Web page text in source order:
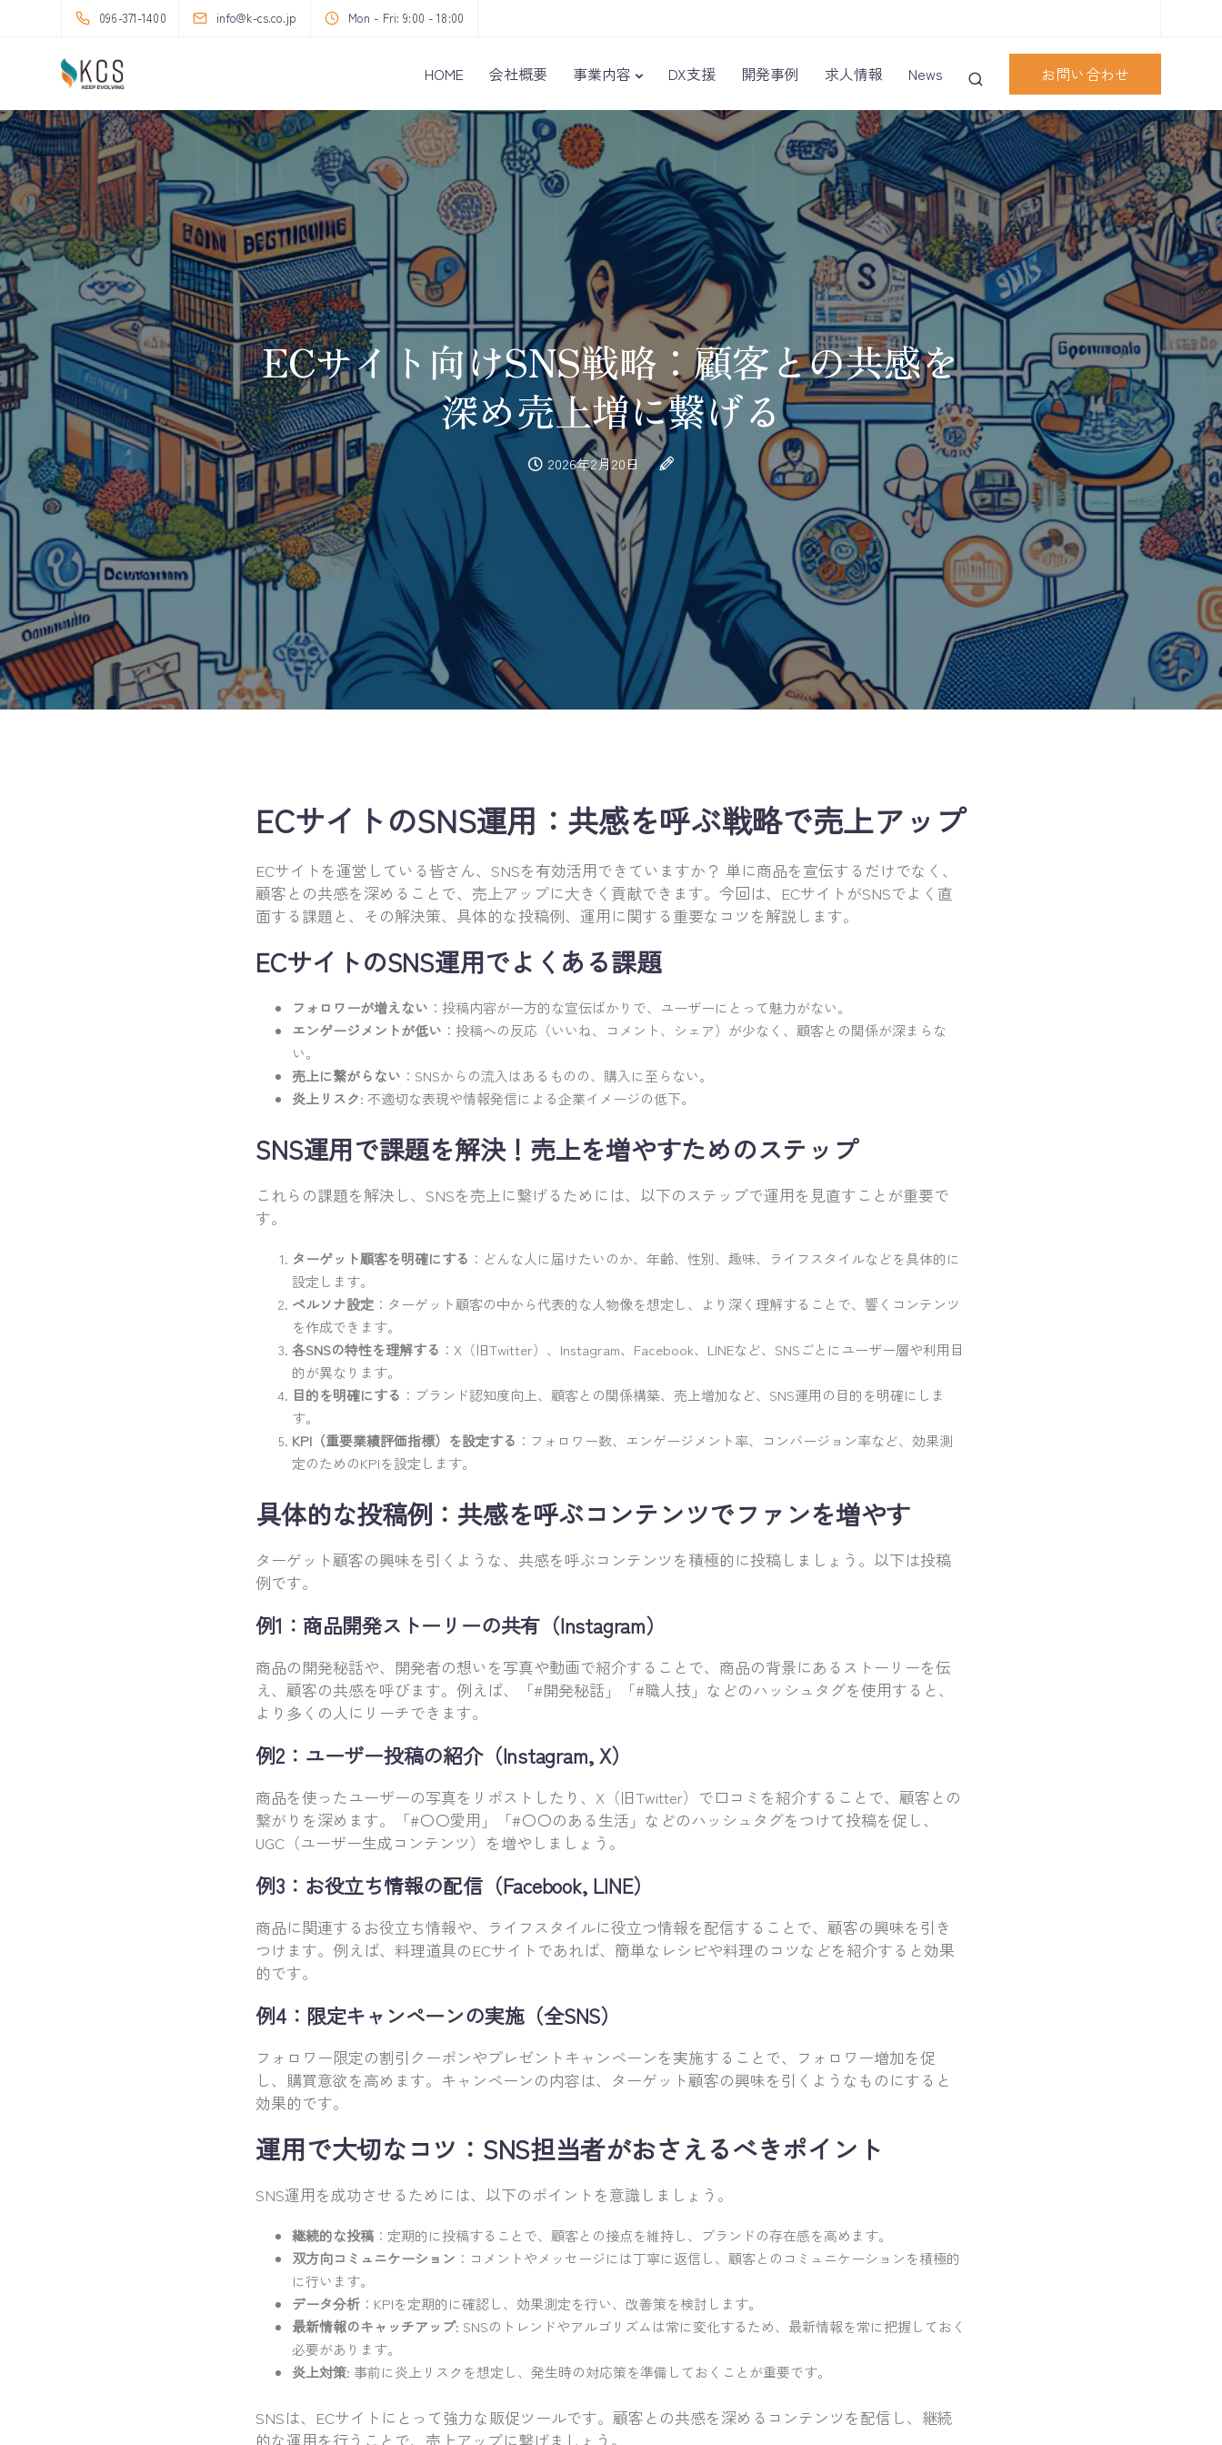
096-371-1400 info@k-cs.co.jp Mon - Fri: 9:00 - 18:00
HOME 会社概要 事業内容 DX支援 開発事例 求人情報 News お問い合わせ
ECサイト向けSNS戦略：顧客との共感を
深め売上増に繋げる
2026年2月20日
ECサイトのSNS運用：共感を呼ぶ戦略で売上アップ
ECサイトを運営している皆さん、SNSを有効活用できていますか？ 単に商品を宣伝するだけでなく、
顧客との共感を深めることで、売上アップに大きく貢献できます。今回は、ECサイトがSNSでよく直
面する課題と、その解決策、具体的な投稿例、運用に関する重要なコツを解説します。
ECサイトのSNS運用でよくある課題
フォロワーが増えない ：投稿内容が一方的な宣伝ばかりで、ユーザーにとって魅力がない。
エンゲージメントが低い ：投稿への反応（いいね、コメント、シェア）が少なく、顧客との関係が深まらな
い。
売上に繋がらない ：SNSからの流入はあるものの、購入に至らない。
炎上リスク: 不適切な表現や情報発信による企業イメージの低下。
SNS運用で課題を解決！売上を増やすためのステップ
これらの課題を解決し、SNSを売上に繋げるためには、以下のステップで運用を見直すことが重要で
す。
ターゲット顧客を明確にする ：どんな人に届けたいのか、年齢、性別、趣味、ライフスタイルなどを具体的に
設定します。
ペルソナ設定 ：ターゲット顧客の中から代表的な人物像を想定し、より深く理解することで、響くコンテンツ
を作成できます。
各SNSの特性を理解する ：X（旧Twitter）、Instagram、Facebook、LINEなど、SNSごとにユーザー層や利用目
的が異なります。
目的を明確にする ：ブランド認知度向上、顧客との関係構築、売上増加など、SNS運用の目的を明確にしま
す。
KPI（重要業績評価指標）を設定する ：フォロワー数、エンゲージメント率、コンバージョン率など、効果測
定のためのKPIを設定します。
具体的な投稿例：共感を呼ぶコンテンツでファンを増やす
ターゲット顧客の興味を引くような、共感を呼ぶコンテンツを積極的に投稿しましょう。以下は投稿
例です。
例1：商品開発ストーリーの共有（Instagram）
商品の開発秘話や、開発者の想いを写真や動画で紹介することで、商品の背景にあるストーリーを伝
え、顧客の共感を呼びます。例えば、「#開発秘話」「#職人技」などのハッシュタグを使用すると、
より多くの人にリーチできます。
例2：ユーザー投稿の紹介（Instagram, X）
商品を使ったユーザーの写真をリポストしたり、X（旧Twitter）で口コミを紹介することで、顧客との
繋がりを深めます。「#〇〇愛用」「#〇〇のある生活」などのハッシュタグをつけて投稿を促し、
UGC（ユーザー生成コンテンツ）を増やしましょう。
例3：お役立ち情報の配信（Facebook, LINE）
商品に関連するお役立ち情報や、ライフスタイルに役立つ情報を配信することで、顧客の興味を引き
つけます。例えば、料理道具のECサイトであれば、簡単なレシピや料理のコツなどを紹介すると効果
的です。
例4：限定キャンペーンの実施（全SNS）
フォロワー限定の割引クーポンやプレゼントキャンペーンを実施することで、フォロワー増加を促
し、購買意欲を高めます。キャンペーンの内容は、ターゲット顧客の興味を引くようなものにすると
効果的です。
運用で大切なコツ：SNS担当者がおさえるべきポイント
SNS運用を成功させるためには、以下のポイントを意識しましょう。
継続的な投稿 ：定期的に投稿することで、顧客との接点を維持し、ブランドの存在感を高めます。
双方向コミュニケーション ：コメントやメッセージには丁寧に返信し、顧客とのコミュニケーションを積極的
に行います。
データ分析 ：KPIを定期的に確認し、効果測定を行い、改善策を検討します。
最新情報のキャッチアップ: SNSのトレンドやアルゴリズムは常に変化するため、最新情報を常に把握しておく
必要があります。
炎上対策: 事前に炎上リスクを想定し、発生時の対応策を準備しておくことが重要です。
SNSは、ECサイトにとって強力な販促ツールです。顧客との共感を深めるコンテンツを配信し、継続
的な運用を行うことで、売上アップに繋げましょう。